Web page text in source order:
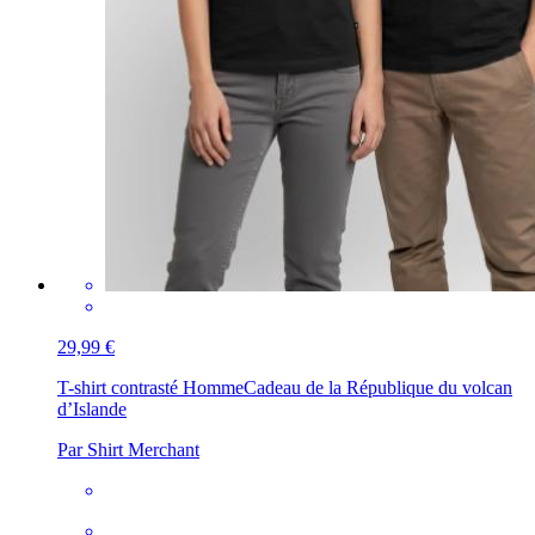
29,99 €
T-shirt contrasté HommeCadeau de la République du volcan
d’Islande
Par Shirt Merchant